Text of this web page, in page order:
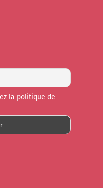
la politique de